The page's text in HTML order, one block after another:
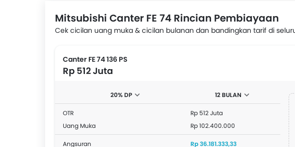
Mitsubishi Canter FE 74 Rincian Pembiayaan
Cek cicilan uang muka & cicilan bulanan dan bandingkan tarif di
Canter FE 74 136 PS
Rp 512 Juta
20% DP 12 BULAN
OTR
Rp 512 Juta
Uang Muka
Rp 102.400.000
Angsuran
Rp 36.181.333,33